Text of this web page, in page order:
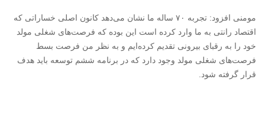
مومنی افزود: تجربه ۷۰ ساله ما نشان می‌دهد کانون اصلی خساراتی که
اقتصاد رانتی به ما وارد کرده است این بوده که فرصت‌های شغلی مولد
خود را به رقبای بیرونی تقدیم کرده‌ایم و به نظر من فرصت بسط
فرصت‌های شغلی مولد وجود دارد که در برنامه ششم توسعه باید هدف
قرار گرفته شود.